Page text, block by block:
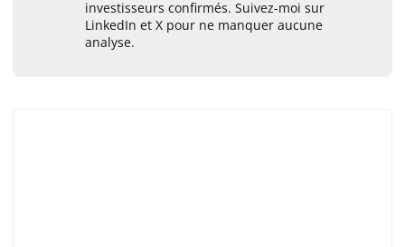
investisseurs confirmés. Suivez-moi sur
LinkedIn et X pour ne manquer aucune
analyse.